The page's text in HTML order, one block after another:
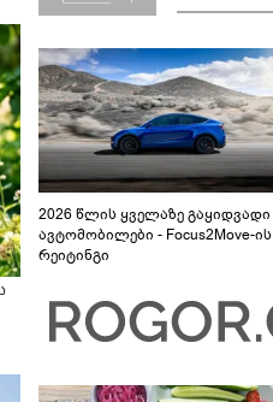
2026 წლის ყველაზე გაყიდვადი
ავტომობილები - Focus2Move-ის
რეიტინგი